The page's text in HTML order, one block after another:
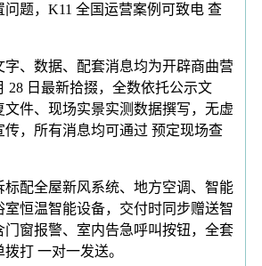
问题，K11 全国运营案例可致电 查
、数据、配套消息均为开辟商曲营
28 日最新拾掇，全数依托公示文
文件、现场实景实测数据撰写，无虚
传，所有消息均可通过 预定现场查
配全屋新风系统、地方空调、智能
室恒温智能设备，交付时同步赠送智
门窗报警、室内告急呼叫按钮，全套
打 一对一发送。